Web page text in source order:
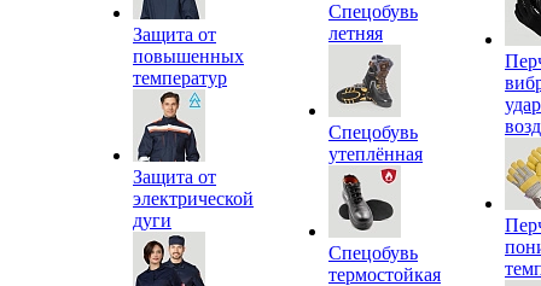
Защита от
повышенных
температур
Защита от
электрической
дуги
Спецобувь
летняя
Спецобувь
утеплённая
Спецобувь
термостойкая